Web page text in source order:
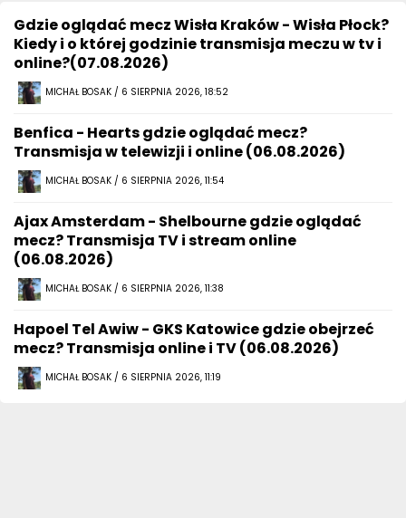
Gdzie oglądać mecz Wisła Kraków - Wisła Płock?
Kiedy i o której godzinie transmisja meczu w tv i
online?(07.08.2026)
MICHAŁ BOSAK / 6 SIERPNIA 2026, 18:52
Benfica - Hearts gdzie oglądać mecz?
Transmisja w telewizji i online (06.08.2026)
MICHAŁ BOSAK / 6 SIERPNIA 2026, 11:54
Ajax Amsterdam - Shelbourne gdzie oglądać
mecz? Transmisja TV i stream online
(06.08.2026)
MICHAŁ BOSAK / 6 SIERPNIA 2026, 11:38
Hapoel Tel Awiw - GKS Katowice gdzie obejrzeć
mecz? Transmisja online i TV (06.08.2026)
MICHAŁ BOSAK / 6 SIERPNIA 2026, 11:19